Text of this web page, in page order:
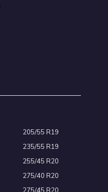
205/55 R19
235/55 R19
255/45 R20
275/40 R20
275/45 R20